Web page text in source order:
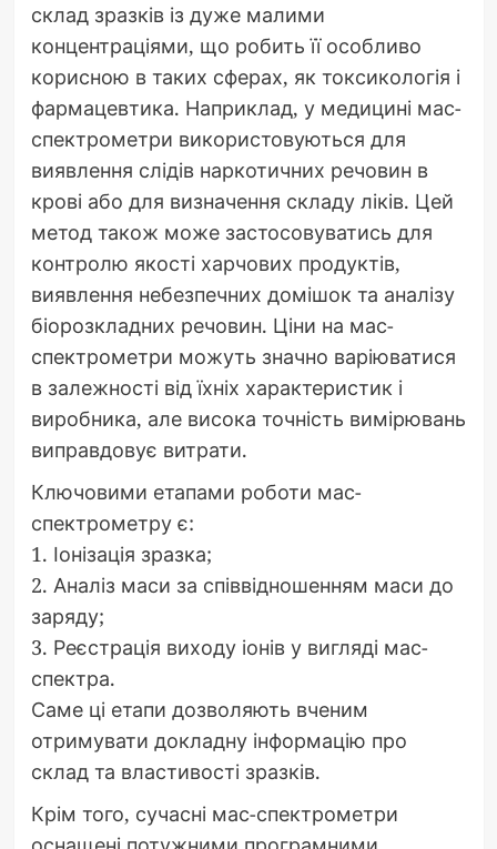
склад зразків із дуже малими
концентраціями, що робить її особливо
корисною в таких сферах, як токсикологія і
фармацевтика. Наприклад, у медицині мас-
спектрометри використовуються для
виявлення слідів наркотичних речовин в
крові або для визначення складу ліків. Цей
метод також може застосовуватись для
контролю якості харчових продуктів,
виявлення небезпечних домішок та аналізу
біорозкладних речовин. Ціни на мас-
спектрометри можуть значно варіюватися
в залежності від їхніх характеристик і
виробника, але висока точність вимірювань
виправдовує витрати.
Ключовими етапами роботи мас-
спектрометру є:
1. Іонізація зразка;
2. Аналіз маси за співвідношенням маси до
заряду;
3. Реєстрація виходу іонів у вигляді мас-
спектра.
Саме ці етапи дозволяють вченим
отримувати докладну інформацію про
склад та властивості зразків.
Крім того, сучасні мас-спектрометри